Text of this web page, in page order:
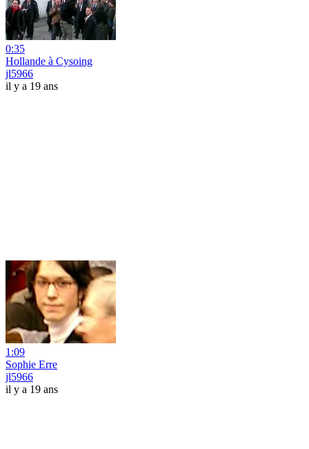
0:35
Hollande à Cysoing
jl5966
il y a 19 ans
1:09
Sophie Erre
jl5966
il y a 19 ans